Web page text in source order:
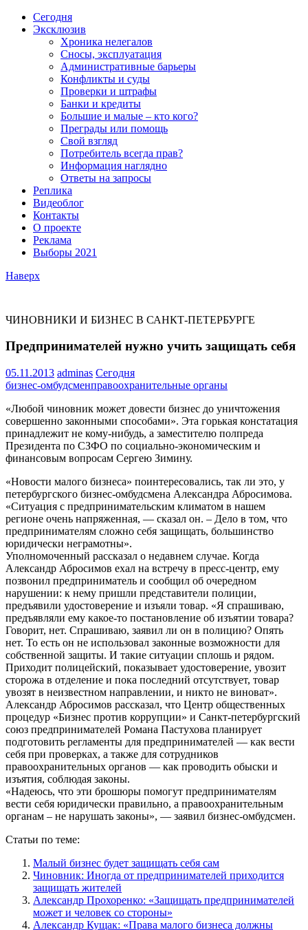
Сегодня
Эксклюзив
Хроника нелегалов
Сносы, эксплуатация
Административные барьеры
Конфликты и суды
Проверки и штрафы
Банки и кредиты
Большие и малые – кто кого?
Преграды или помощь
Свой взгляд
Потребитель всегда прав?
Информация наглядно
Ответы на запросы
Реплика
Видеоблог
Контакты
О проекте
Реклама
Выборы 2021
Наверх
ЧИНОВНИКИ И БИЗНЕС В САНКТ-ПЕТЕРБУРГЕ
Предпринимателей нужно учить защищать себя
05.11.2013 adminas Сегодня
бизнес-омбудсменправоохранительные органы
«Любой чиновник может довести бизнес до уничтожения
совершенно законными способами». Эта горькая констатация
принадлежит не кому-нибудь, а заместителю полпреда
Президента по СЗФО по социально-экономическим и
финансовым вопросам Сергею Зимину.
«Новости малого бизнеса» поинтересовались, так ли это, у
петербургского бизнес-омбудсмена Александра Абросимова.
«Ситуация с предпринимательским климатом в нашем
регионе очень напряженная, — сказал он. – Дело в том, что
предпринимателям сложно себя защищать, большинство
юридически неграмотны».
Уполномоченный рассказал о недавнем случае. Когда
Александр Абросимов ехал на встречу в пресс-центр, ему
позвонил предприниматель и сообщил об очередном
нарушении: к нему пришли представители полиции,
предъявили удостоверение и изъяли товар. «Я спрашиваю,
предъявляли ему какое-то постановление об изъятии товара?
Говорит, нет. Спрашиваю, заявил ли он в полицию? Опять
нет. То есть он не использовал законные возможности для
собственной защиты. И такие ситуации сплошь и рядом.
Приходит полицейский, показывает удостоверение, увозит
сторожа в отделение и пока последний отсутствует, товар
увозят в неизвестном направлении, и никто не виноват».
Александр Абросимов рассказал, что Центр общественных
процедур «Бизнес против коррупции» и Санкт-петербургский
союз предпринимателей Романа Пастухова планирует
подготовить регламенты для предпринимателей — как вести
себя при проверках, а также для сотрудников
правоохранительных органов — как проводить обыски и
изъятия, соблюдая законы.
«Надеюсь, что эти брошюры помогут предпринимателям
вести себя юридически правильно, а правоохранительным
органам – не нарушать законы», — заявил бизнес-омбудсмен.
Статьи по теме:
Малый бизнес будет защищать себя сам
Чиновник: Иногда от предпринимателей приходится
защищать жителей
Александр Прохоренко: «Защищать предпринимателей
может и человек со стороны»
Александр Кущак: «Права малого бизнеса должны